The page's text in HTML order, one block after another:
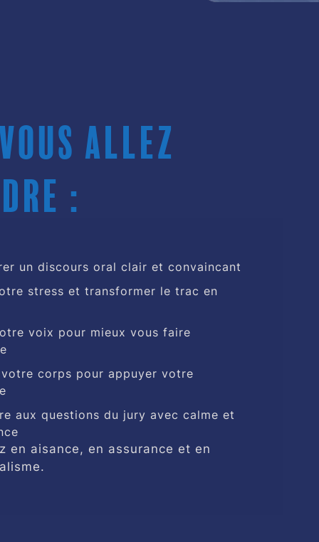
vous allez
:
un discours oral clair et convaincant
stress et transformer le trac en
voix pour mieux vous faire
corps pour appuyer votre
aux questions du jury avec calme et
en aisance, en assurance et en